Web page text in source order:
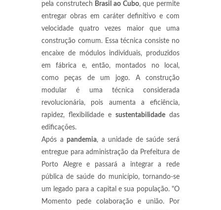
pela construtech Brasil ao Cubo, que permite
entregar obras em caráter definitivo e com
velocidade quatro vezes maior que uma
construção comum. Essa técnica consiste no
encaixe de módulos individuais, produzidos
em fábrica e, então, montados no local,
como peças de um jogo. A construção
modular é uma técnica considerada
revolucionária, pois aumenta a eficiência,
rapidez, flexibilidade e sustentabilidade das
edificações.
Após apandemia, a unidade de saúde será
entregue para administração da Prefeitura de
Porto Alegre e passará a integrar a rede
pública de saúde do município, tornando-se
um legado para a capital e sua população. "O
Momento pede colaboração e união. Por